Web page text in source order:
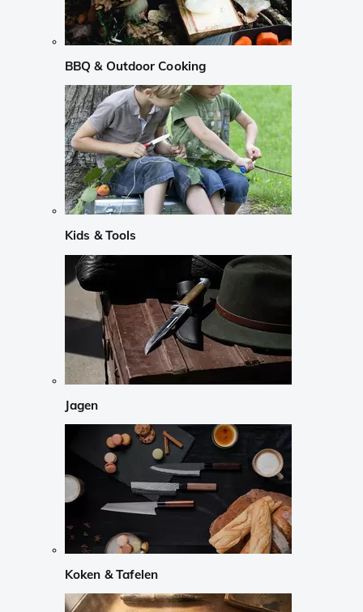
BBQ & Outdoor Cooking
Kids & Tools
Jagen
Koken & Tafelen